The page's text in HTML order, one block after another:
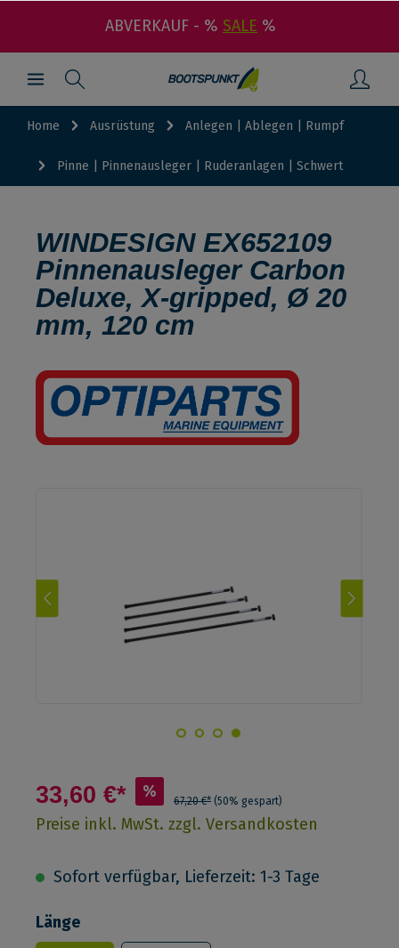
ABVERKAUF - % SALE %
Home Ausrüstung Anlegen | Ablegen | Rumpf
Pinne | Pinnenausleger | Ruderanlagen | Schwert
WINDESIGN EX652109
Pinnenausleger Carbon
Deluxe, X-gripped, Ø 20
mm, 120 cm
33,60 €* % 67,20 €* (50% gespart)
Preise inkl. MwSt. zzgl. Versandkosten
Sofort verfügbar, Lieferzeit: 1-3 Tage
Länge